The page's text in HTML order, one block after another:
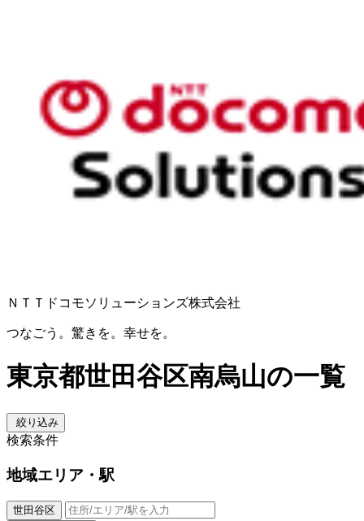
ＮＴＴドコモソリューションズ株式会社
つなごう。驚きを。幸せを。
東京都世田谷区南烏山の一覧
絞り込み
検索条件
地域エリア・駅
世田谷区